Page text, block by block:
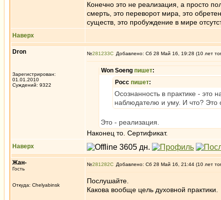
Конечно это не реализация, а просто
смерть, это переворот мира, это
существ, это пробуждение в мире
Наверх
Dron
Зарегистрирован:
01.01.2010
Суждений: 9322
№281233 Добавлено: Сб 28 Май 16, 19:28 (10 лет
Won Soeng пишет:
Росс пишет:
Осознанность в практике - это
наблюдателю и уму. И что? Это
Это - реализация.
Наконец то. Сертификат.
Наверх
Жан-
Гость
Откуда: Chelyabinsk
№281282 Добавлено: Сб 28 Май 16, 21:44 (10 лет
Послушайте.
Какова вообще цель духовной практики.